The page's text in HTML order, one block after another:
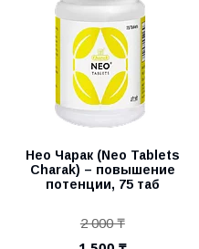
Нео Чарак (Neo Tablets
Charak) – повышение
потенции, 75 таб
2 000 ₸